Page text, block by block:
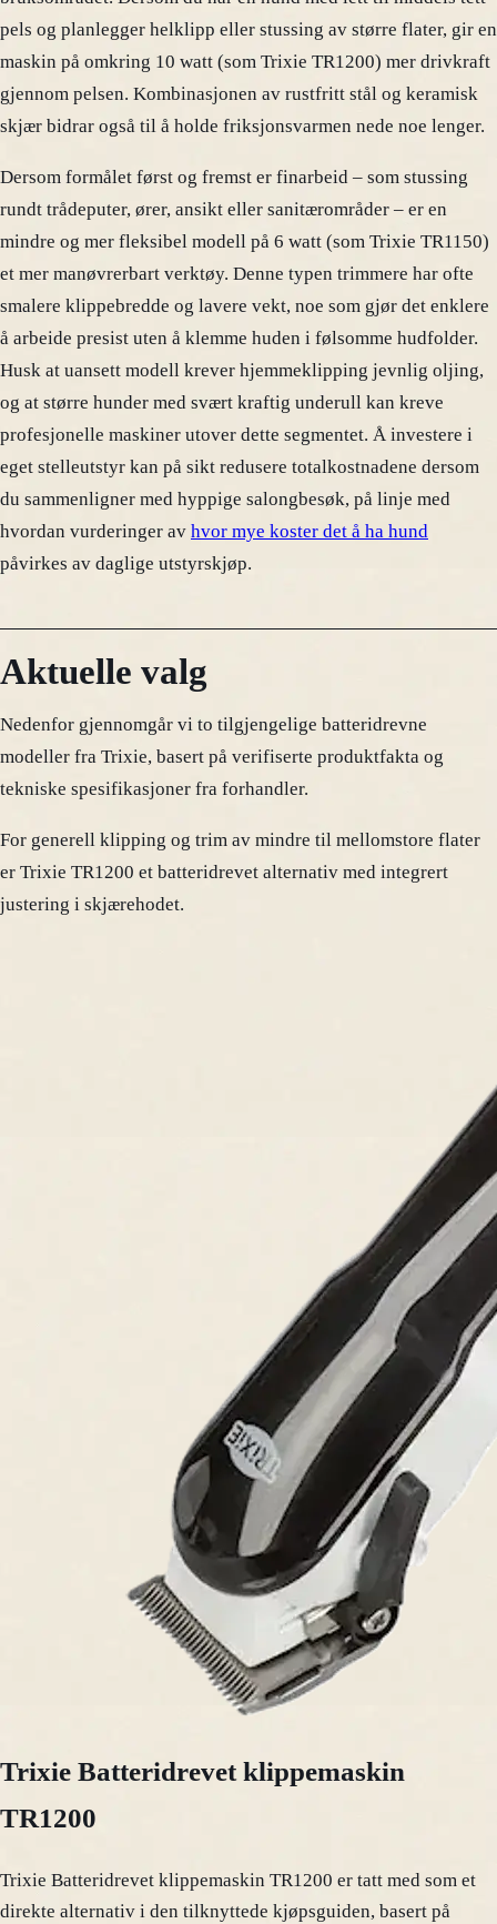
pels og planlegger helklipp eller stussing av større flater, gir en
maskin på omkring 10 watt (som Trixie TR1200) mer drivkraft
gjennom pelsen. Kombinasjonen av rustfritt stål og keramisk
skjær bidrar også til å holde friksjonsvarmen nede noe lenger.
Dersom formålet først og fremst er finarbeid – som stussing
rundt trådeputer, ører, ansikt eller sanitærområder – er en
mindre og mer fleksibel modell på 6 watt (som Trixie TR1150)
et mer manøvrerbart verktøy. Denne typen trimmere har ofte
smalere klippebredde og lavere vekt, noe som gjør det enklere
å arbeide presist uten å klemme huden i følsomme hudfolder.
Husk at uansett modell krever hjemmeklipping jevnlig oljing,
og at større hunder med svært kraftig underull kan kreve
profesjonelle maskiner utover dette segmentet. Å investere i
eget stelleutstyr kan på sikt redusere totalkostnadene dersom
du sammenligner med hyppige salongbesøk, på linje med
hvordan vurderinger av hvor mye koster det å ha hund
påvirkes av daglige utstyrskjøp.
Aktuelle valg
Nedenfor gjennomgår vi to tilgjengelige batteridrevne
modeller fra Trixie, basert på verifiserte produktfakta og
tekniske spesifikasjoner fra forhandler.
For generell klipping og trim av mindre til mellomstore flater
er Trixie TR1200 et batteridrevet alternativ med integrert
justering i skjærehodet.
Trixie Batteridrevet klippemaskin
TR1200
Trixie Batteridrevet klippemaskin TR1200 er tatt med som et
direkte alternativ i den tilknyttede kjøpsguiden, basert på